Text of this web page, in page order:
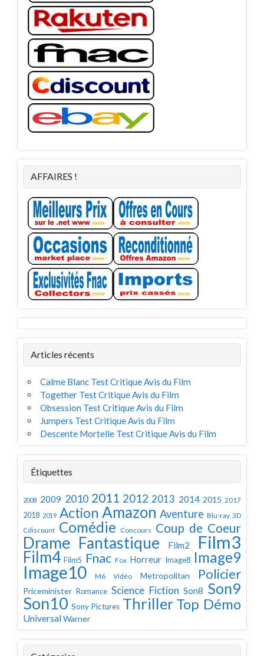
AFFAIRES !
Articles récents
Calme Blanc Test Critique Avis du Film
Together Test Critique Avis du Film
Obsession Test Critique Avis du Film
Jumpers Test Critique Avis du Film
Descente Mortelle Test Critique Avis du Film
Étiquettes
2008 2009 2010 2011 2012 2013 2014 2015 2017
2018 2019 Action Amazon Aventure Blu-ray 3D
Cdiscount Comédie Concours Coup de Coeur
Drame Fantastique Film2 Film3
Film4 Film5 Fnac Fox Horreur Image8 Image9
Image10 M6 Vidéo Metropolitan Policier
Priceminister Romance Science Fiction Son8 Son9
Son10 Sony Pictures Thriller Top Démo
UniversalWarner